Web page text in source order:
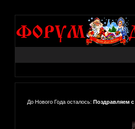
До Нового Года осталось: Поздравляем с